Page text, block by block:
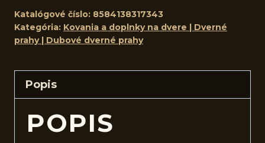
Katalógové číslo: 8584138317343
Kategória: Kovania a doplnky na dvere | Dverné
prahy | Dubové dverné prahy
Popis
POPIS